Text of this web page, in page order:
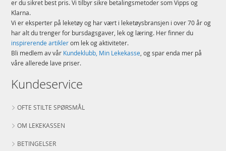
er du sikret best pris. Vi tilbyr sikre betalingsmetoder som Vipps og
Klarna.
Vi er eksperter på leketøy og har vært i leketøysbransjen i over 70 år og
har alt du trenger for bursdagsgaver, lek og læring. Her finner du
inspirerende artiklerom lek og aktiviteter.
Bli medlem av vår Kundeklubb, Min Lekekasse, og spar enda mer på
våre allerede lave priser.
Kundeservice
OFTE STILTE SPØRSMÅL
OM LEKEKASSEN
BETINGELSER